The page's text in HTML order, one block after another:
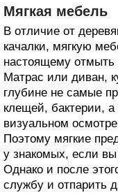
Мягкая мебель
В отличие от
качалки, мягкую
настоящему отмыть
Матрас или диван,
глубине не самые
клещей, бактерии, а
визуальном
Поэтому мягкие
у знакомых, если
Однако и после
службу и отпарить